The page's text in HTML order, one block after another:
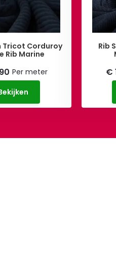
Tricot Corduroy
Rib Marine
Per meter
Rib
€